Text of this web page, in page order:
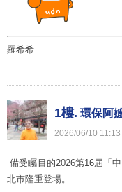
羅希希
1樓. 環保阿
2026/06/10 11:13
備受矚目的2026第16屆「
北市隆重登場。